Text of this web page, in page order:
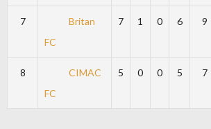
7
Britan
FC
7 1 0 6 9
8
CIMAC
FC
5 0 0 5 7